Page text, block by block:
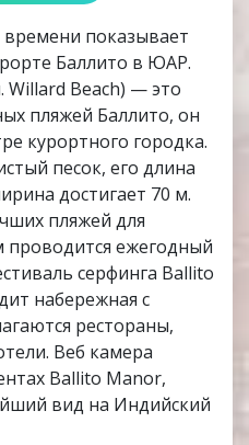
показывает
Баллито в ЮАР.
Willard Beach) — это
пляжей Баллито, он
курортного городка.
песок, его длина
достигает 70 м.
пляжей для
проводится ежегодный
серфинга Ballito
набережная с
рестораны,
Веб камера
Ballito Manor,
вид на Индийский